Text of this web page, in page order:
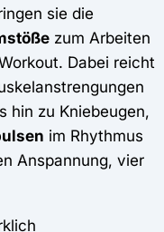
sie die
zum Arbeiten
Dabei reicht
hin zu Kniebeugen,
im Rhythmus
Anspannung, vier